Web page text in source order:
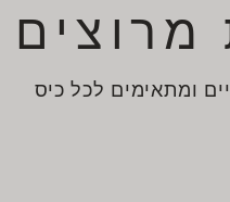
מרוצים
ומתאימים לכל כיס